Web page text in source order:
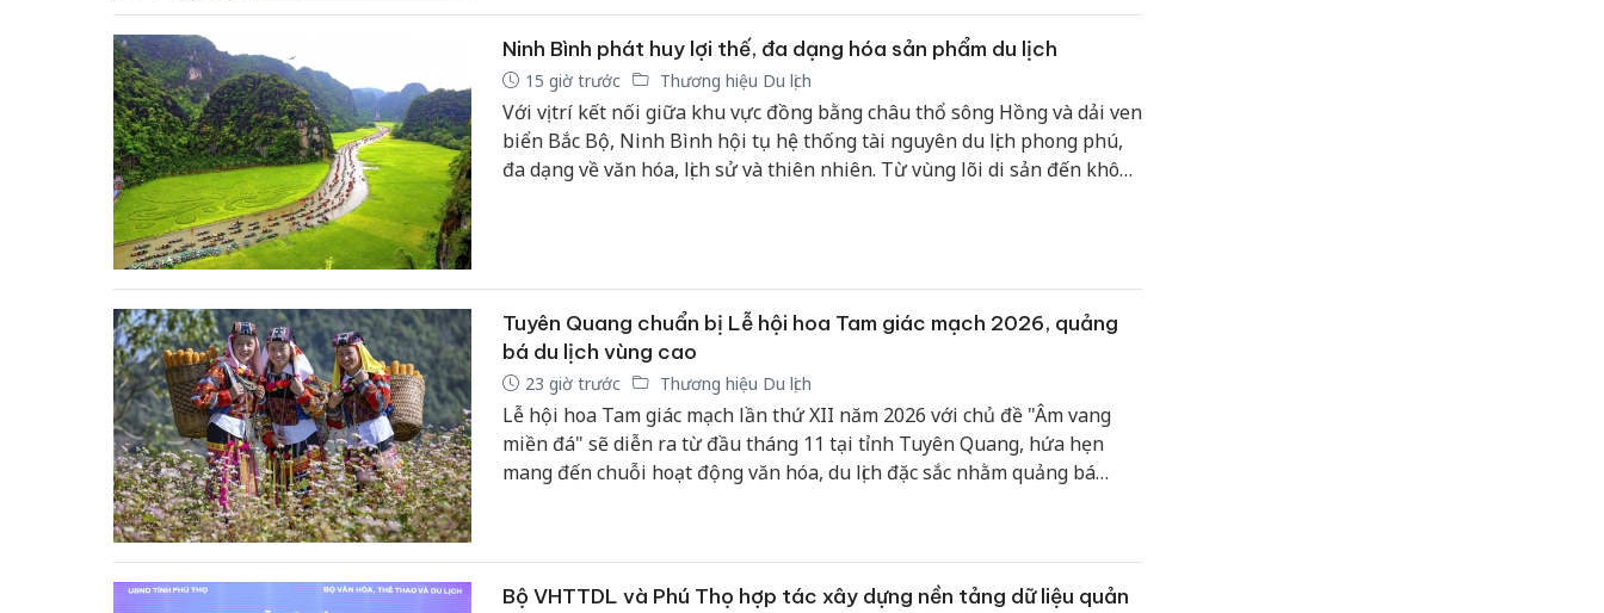
góp phần nâng cao chất lượng nguồn khách và giá trị gia tăng cho
ngành du lịch.
Ninh Bình phát huy lợi thế, đa dạng hóa sản phẩm du lịch
15 giờ trước Thương hiệu Du lịch
Với vị trí kết nối giữa khu vực đồng bằng châu thổ sông Hồng và dải ven
biển Bắc Bộ, Ninh Bình hội tụ hệ thống tài nguyên du lịch phong phú,
đa dạng về văn hóa, lịch sử và thiên nhiên. Từ vùng lõi di sản đến không
Tuyên Quang chuẩn bị Lễ hội hoa Tam giác mạch 2026, quảng
bá du lịch vùng cao
23 giờ trước Thương hiệu Du lịch
Lễ hội hoa Tam giác mạch lần thứ XII năm 2026 với chủ đề "Âm vang
miền đá" sẽ diễn ra từ đầu tháng 11 tại tỉnh Tuyên Quang, hứa hẹn
mang đến chuỗi hoạt động văn hóa, du lịch đặc sắc nhằm quảng bá
Bộ VHTTDL và Phú Thọ hợp tác xây dựng nền tảng dữ liệu quản